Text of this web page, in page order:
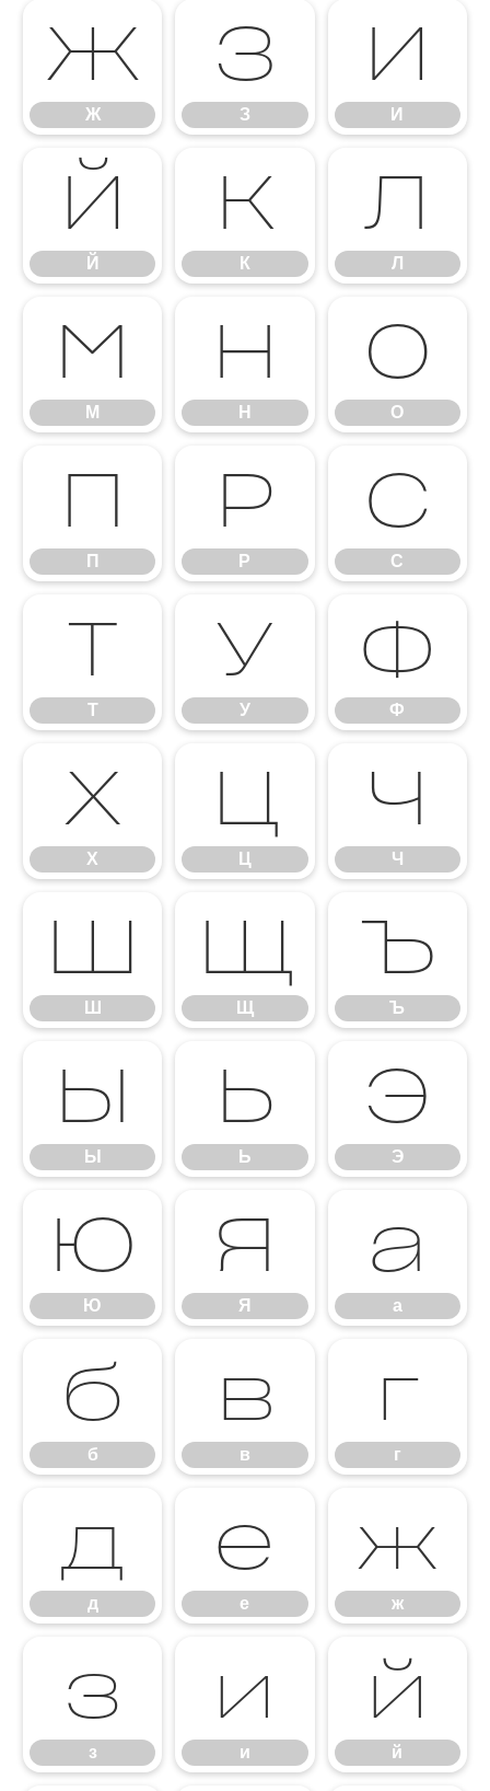
Ж
Ж
З
З
И
И
Й
Й
К
К
Л
Л
М
М
Н
Н
О
О
П
П
Р
Р
С
С
Т
Т
У
У
Ф
Ф
Х
Х
Ц
Ц
Ч
Ч
Ш
Ш
Щ
Щ
Ъ
Ъ
Ы
Ы
Ь
Ь
Э
Э
Ю
Ю
Я
Я
а
а
б
б
в
в
г
г
д
д
е
е
ж
ж
з
з
и
и
й
й